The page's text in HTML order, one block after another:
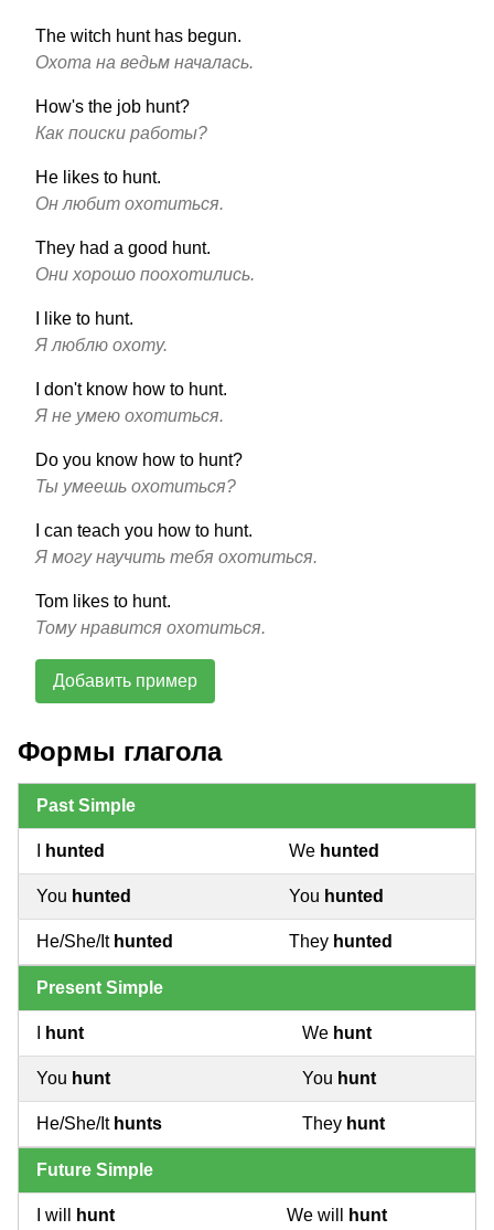
The witch hunt has begun.
Охота на ведьм началась.
How's the job hunt?
Как поиски работы?
He likes to hunt.
Он любит охотиться.
They had a good hunt.
Они хорошо поохотились.
I like to hunt.
Я люблю охоту.
I don't know how to hunt.
Я не умею охотиться.
Do you know how to hunt?
Ты умеешь охотиться?
I can teach you how to hunt.
Я могу научить тебя охотиться.
Tom likes to hunt.
Тому нравится охотиться.
Добавить пример
Формы глагола
Past Simple
hunted We hunted
You hunted You hunted
He/She/It hunted They hunted
Present Simple
hunt We hunt
You hunt You hunt
He/She/It hunts They hunt
Future Simple
I will hunt We will hunt